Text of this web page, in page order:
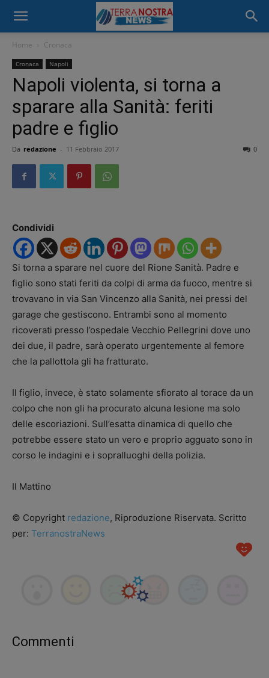
Home Cronaca
Cronaca Napoli
Napoli violenta, si torna a
sparare alla Sanità: feriti
padre e figlio
Da redazione - 11 Febbraio 2017 0
Condividi
Si torna a sparare nel cuore del Rione Sanità. Padre e
figlio sono stati feriti da colpi di arma da fuoco, mentre si
trovavano in via San Vincenzo alla Sanità, nei pressi del
garage che gestiscono. Entrambi sono al momento
ricoverati presso l’ospedale Vecchio Pellegrini dove uno
dei due, il padre, sarà operato urgentemente al femore
che la pallottola gli ha fratturato.
Il figlio, invece, è stato solamente sfiorato al torace da un
colpo che non gli ha procurato alcuna lesione ma solo
delle escoriazioni. Sull’esatta dinamica di quello che
potrebbe essere stato un vero e proprio agguato sono in
corso le indagini e i sopralluoghi della polizia.
Il Mattino
© Copyright redazione, Riproduzione Riservata. Scritto
per: TerranostraNews
Commenti